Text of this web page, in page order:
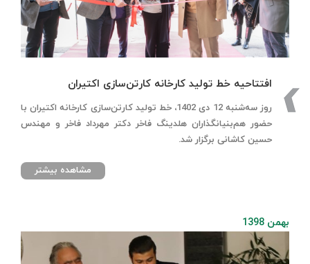
افتتاحیه خط تولید کارخانه کارتن‌سازی اکتیران
روز سه‌شنبه 12 دی 1402، خط تولید کارتن‌سازی کارخانه اکتیران با
حضور هم‌بنیانگذاران هلدینگ فاخر دکتر مهرداد فاخر و مهندس
حسین کاشانی برگزار شد.
مشاهده بیشتر
بهمن 1398